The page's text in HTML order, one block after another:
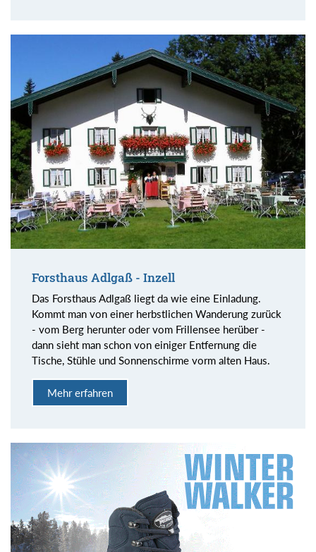
Forsthaus Adlgaß - Inzell
Das Forsthaus Adlgaß liegt da wie eine Einladung.
Kommt man von einer herbstlichen Wanderung zurück
- vom Berg herunter oder vom Frillensee herüber -
dann sieht man schon von einiger Entfernung die
Tische, Stühle und Sonnenschirme vorm alten Haus.
Mehr erfahren